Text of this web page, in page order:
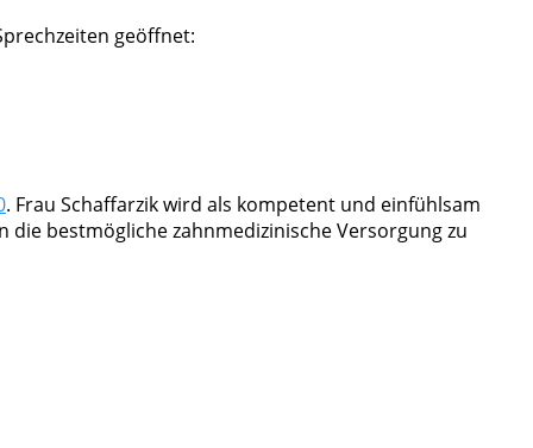
geöffnet:
. Frau Schaffarzik wird als kompetent und einfühlsam
bestmögliche zahnmedizinische Versorgung zu